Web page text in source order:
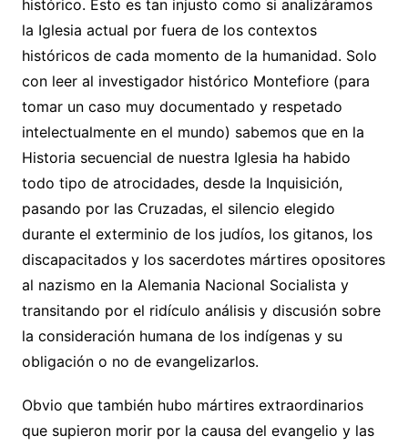
histórico. Esto es tan injusto como si analizáramos
la Iglesia actual por fuera de los contextos
históricos de cada momento de la humanidad. Solo
con leer al investigador histórico Montefiore (para
tomar un caso muy documentado y respetado
intelectualmente en el mundo) sabemos que en la
Historia secuencial de nuestra Iglesia ha habido
todo tipo de atrocidades, desde la Inquisición,
pasando por las Cruzadas, el silencio elegido
durante el exterminio de los judíos, los gitanos, los
discapacitados y los sacerdotes mártires opositores
al nazismo en la Alemania Nacional Socialista y
transitando por el ridículo análisis y discusión sobre
la consideración humana de los indígenas y su
obligación o no de evangelizarlos.
Obvio que también hubo mártires extraordinarios
que supieron morir por la causa del evangelio y las